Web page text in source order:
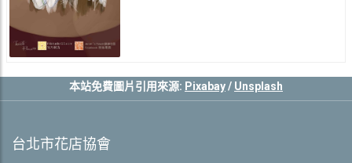
本站免費圖片引用來源: Pixabay/ Unsplash
台北市花店協會